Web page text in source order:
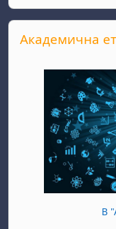
Прескочи Академична
Академична
В